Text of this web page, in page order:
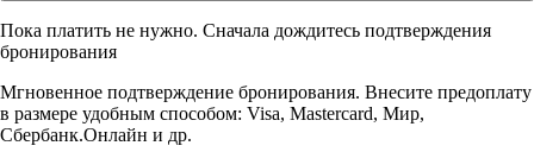
Пока платить не нужно. Сначала дождитесь подтверждения
бронирования
Мгновенное подтверждение бронирования. Внесите предоплату
в размере удобным способом: Visa, Mastercard, Мир,
Сбербанк.Онлайн и др.